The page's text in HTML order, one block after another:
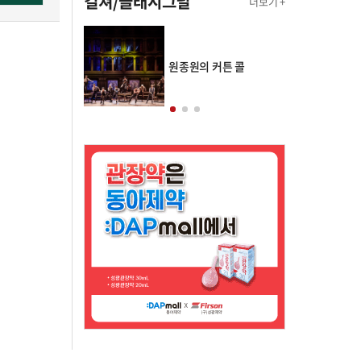
원종원의 커튼 콜